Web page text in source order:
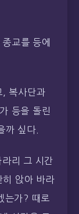
교를 등에
, 복사단과
등을 돌린
까 싶다.
리 그 시간
히 앉아 바라
는가? 때로